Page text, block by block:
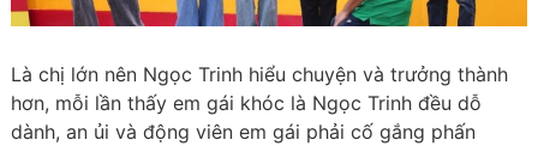
Là chị lớn nên Ngọc Trinh hiểu chuyện và trưởng thành
hơn, mỗi lần thấy em gái khóc là Ngọc Trinh đều dỗ
dành, an ủi và động viên em gái phải cố gắng phấn